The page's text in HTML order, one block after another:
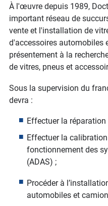
À l'œuvre depuis 1989,
important réseau de
vente et l'installation de
d'accessoires automobiles
présentement à la
de vitres, pneus et
Sous la supervision du
devra :
Effectuer la réparation
Effectuer la
fonctionnement des
(ADAS) ;
Procéder à
automobiles et